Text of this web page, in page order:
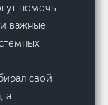
помочь
важные
свой
а